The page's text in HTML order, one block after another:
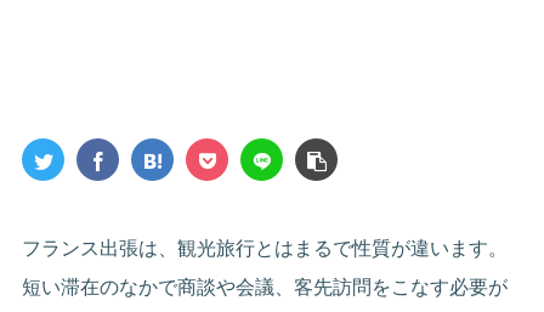
フランス出張は、観光旅行とはまるで性質が違います。
短い滞在のなかで商談や会議、客先訪問をこなす必要が